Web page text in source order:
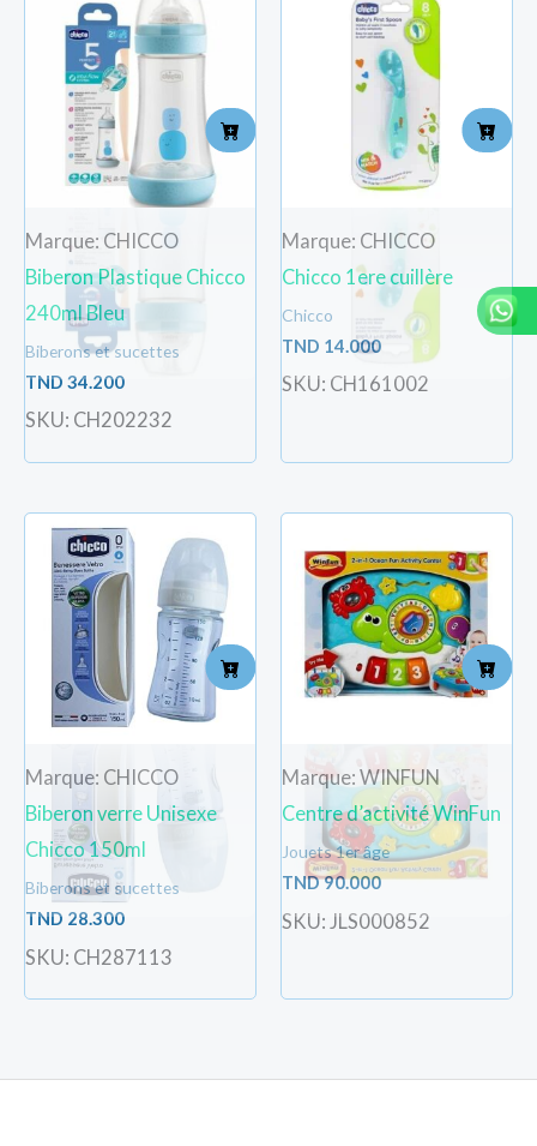
Marque: CHICCO
Biberon Plastique Chicco
240ml Bleu
Biberons et sucettes
TND 34.200
SKU: CH202232
Marque: CHICCO
Chicco 1ere cuillère
Chicco
TND 14.000
SKU: CH161002
Marque: CHICCO
Biberon verre Unisexe
Chicco 150ml
Biberons et sucettes
TND 28.300
SKU: CH287113
Marque: WINFUN
Centre d’activité WinFun
Jouets 1er âge
TND90.000
SKU: JLS000852